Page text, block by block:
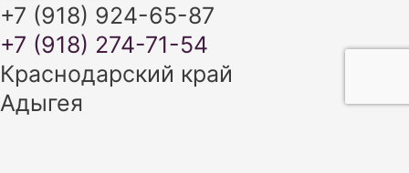
+7 (918) 924-65-87
+7 (918) 274-71-54
Краснодарский край
Адыгея